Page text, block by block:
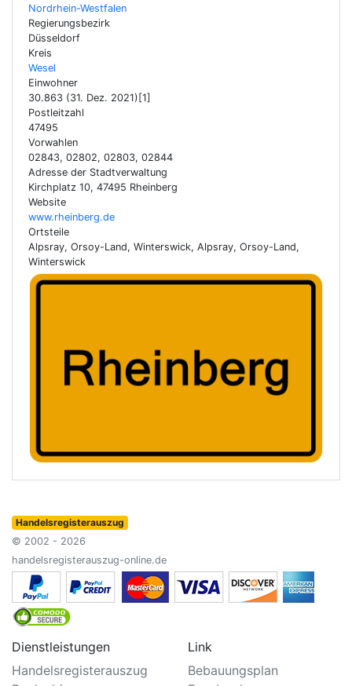
Nordrhein-Westfalen
Regierungsbezirk
Düsseldorf
Kreis
Wesel
Einwohner
30.863 (31. Dez. 2021)[1]
Postleitzahl
47495
Vorwahlen
02843, 02802, 02803, 02844
Adresse der Stadtverwaltung
Kirchplatz 10, 47495 Rheinberg
Website
www.rheinberg.de
Ortsteile
Alpsray, Orsoy-Land, Winterswick, Alpsray, Orsoy-Land,
Winterswick
Handelsregisterauszug
© 2002 - 2026
handelsregisterauszug-online.de
Dienstleistungen
Handelsregisterauszug
Link
Bebauungsplan